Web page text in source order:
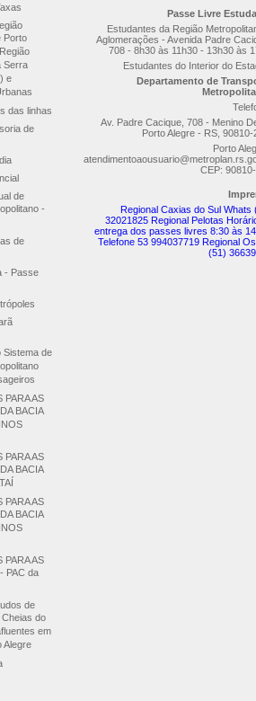
Porto
Serra
e
das linhas
de
de
-
de
- Passe
Sistema de
PARA AS
BACIA
PARA AS
BACIA
PARA AS
BACIA
PARA AS
PAC da
de
do
em
Alegre
Passe Livre
Estudantes da Região
Aglomerações - Avenida Padre
708 - 8h30 às 11h30 - 13h30 às
Estudantes do Interior do
Departamento de
Av. Padre Cacique, 708 - Menino
Porto Alegre - RS, 90810-
Porto
CEP:
Regional Caxias do Sul Whats
32021825 Regional Pelotas
entrega dos passes livres 8:30 às 14
Telefone 53 994037719 Regional
(51)